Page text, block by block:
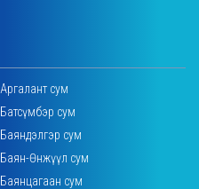
Аргалант сум
Батсүмбэр сум
Баяндэлгэр сум
Баян-Өнжүүл сум
Баянцагаан сум